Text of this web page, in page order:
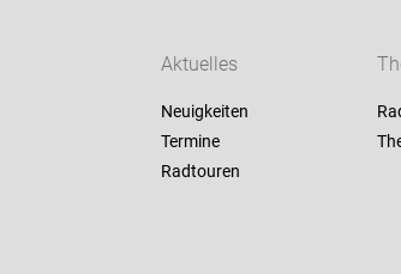
Aktuelles
Neuigkeiten
Termine
Radtouren